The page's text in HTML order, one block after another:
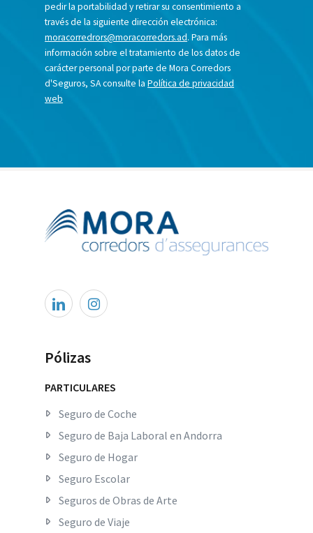
pedir la portabilidad y retirar su consentimiento a
través de la siguiente dirección electrónica:
moracorredrors@moracorredors.ad. Para más
información sobre el tratamiento de los datos de
carácter personal por parte de Mora Corredors
d'Seguros, SA consulte laPolítica de privacidad
web
Pólizas
PARTICULARES
Seguro de Coche
Seguro de Baja Laboral en Andorra
Seguro de Hogar
Seguro Escolar
Seguros de Obras de Arte
Seguro de Viaje